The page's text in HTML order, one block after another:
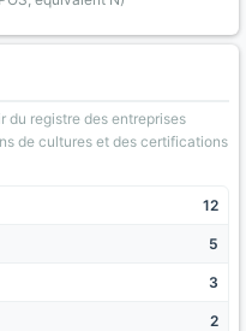
du registre des entreprises
de cultures et des certifications
12
5
3
2